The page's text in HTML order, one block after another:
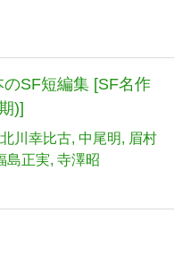
SF短編集 [SF名作
)]
北川幸比古 中尾明
眉村
島正実 寺澤昭